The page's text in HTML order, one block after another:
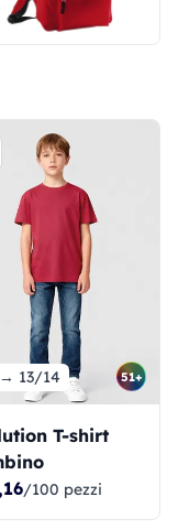
13/14 51+
T-shirt
/100 pezzi